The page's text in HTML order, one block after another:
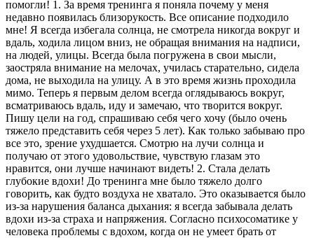
помогли! 1. За время тренинга я поняла почему у меня
недавно появилась близорукость. Все описание подходило
мне! Я всегда избегала солнца, не смотрела никогда вокруг и
вдаль, ходила лицом вниз, не обращая внимания на надписи,
на людей, улицы. Всегда была погружена в свои мысли,
заостряла внимание на мелочах, училась старательно, сидела
дома, не выходила на улицу. А в это время жизнь проходила
мимо. Теперь я первым делом всегда оглядываюсь вокруг,
всматриваюсь вдаль, иду и замечаю, что творится вокруг.
Пишу цели на год, спрашиваю себя чего хочу (было очень
тяжело представить себя через 5 лет). Как только забываю про
все это, зрение ухудшается. Смотрю на лучи солнца и
получаю от этого удовольствие, чувствую глазам это
нравится, они лучше начинают видеть! 2. Стала делать
глубокие вдохи! До тренинга мне было тяжело долго
говорить, как будто воздуха не хватало. Это оказывается было
из-за нарушения баланса дыхания: я всегда забывала делать
вдохи из-за страха и напряжения. Согласно психосоматике у
человека проблемы с вдохом, когда он не умеет брать от